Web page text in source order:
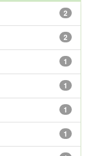
2
2
1
1
1
1